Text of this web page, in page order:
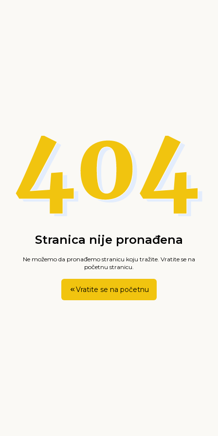
Stranica nije pronađena
Ne možemo da pronađemo stranicu koju tražite. Vratite se na
početnu stranicu.
Vratite se na početnu